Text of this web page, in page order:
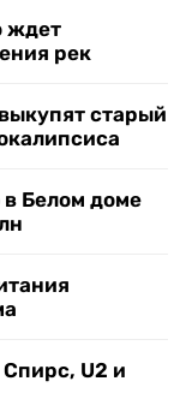
ждет
рек
старый
в Белом доме
U2 и